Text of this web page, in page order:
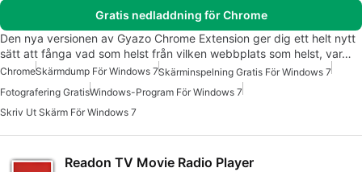
Gratis nedladdning för Chrome
Den nya versionen av Gyazo Chrome Extension ger dig ett helt nytt
sätt att fånga vad som helst från vilken webbplats som helst, var…
ChromeSkärmdump För Windows 7Skärminspelning Gratis För Windows 7
Fotografering GratisWindows-Program För Windows 7
Skriv Ut Skärm För Windows 7
Readon TV Movie Radio Player